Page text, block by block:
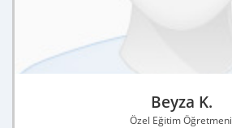
Beyza K.
Özel Eğitim Öğretmeni